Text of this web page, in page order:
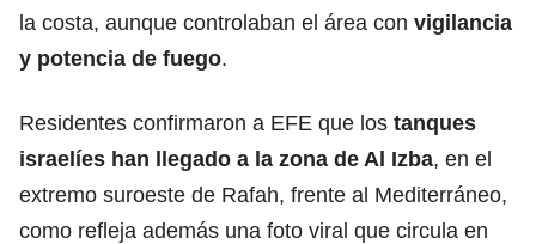
la costa, aunque controlaban el área con vigilancia
y potencia de fuego.
Residentes confirmaron a EFE que los tanques
israelíes han llegado a la zona de Al Izba, en el
extremo suroeste de Rafah, frente al Mediterráneo,
como refleja además una foto viral que circula en